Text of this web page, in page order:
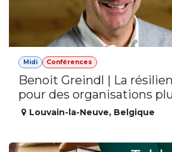
Midi Conférences
Benoit Greindl | La
pour des organisations
Louvain-la-Neuve, Belgique